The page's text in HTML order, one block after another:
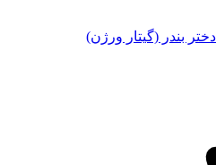
بندر (گیتار ورژن)